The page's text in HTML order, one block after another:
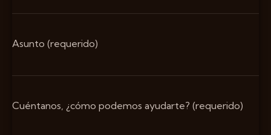
Asunto (requerido)
Cuéntanos, ¿cómo podemos ayudarte? (requerido)